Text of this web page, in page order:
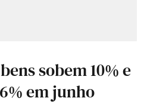
sobem 10% e
em junho